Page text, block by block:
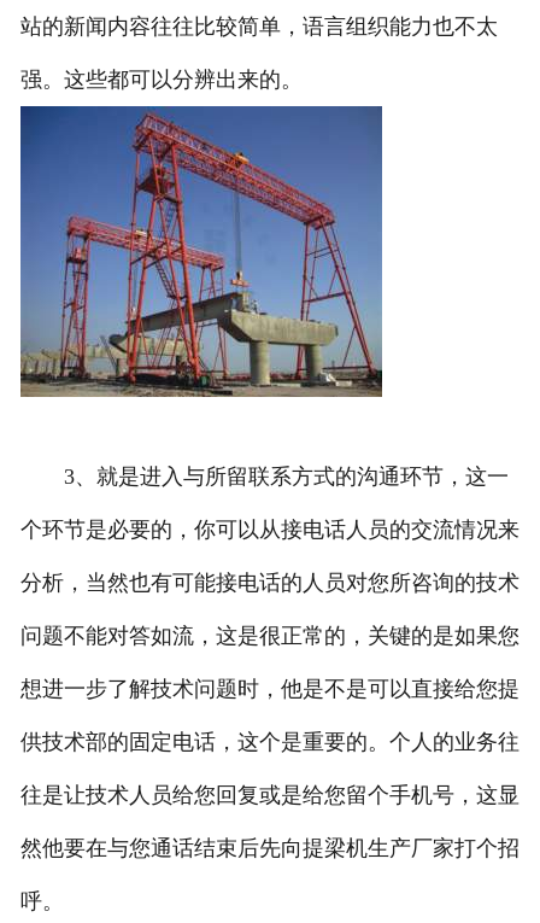
站的新闻内容往往比较简单，语言组织能力也不太
强。这些都可以分辨出来的。
3、就是进入与所留联系方式的沟通环节，这一
个环节是必要的，你可以从接电话人员的交流情况来
分析，当然也有可能接电话的人员对您所咨询的技术
问题不能对答如流，这是很正常的，关键的是如果您
想进一步了解技术问题时，他是不是可以直接给您提
供技术部的固定电话，这个是重要的。个人的业务往
往是让技术人员给您回复或是给您留个手机号，这显
然他要在与您通话结束后先向提梁机生产厂家打个招
呼。